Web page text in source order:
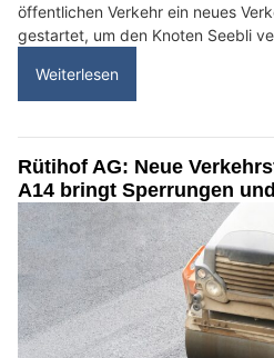
öffentlichen Verkehr ein neues
gestartet, um den Knoten Seebli
Weiterlesen
Rütihof AG: Neue
A14 bringt Sperrungen